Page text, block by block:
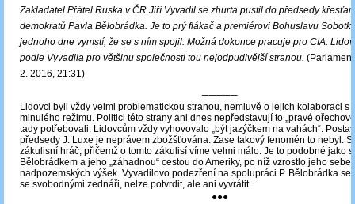
Zakladatel Přátel Ruska v ČR Jiří Vyvadil se zhurta pustil do předsedy
demokratů Pavla Bělobrádka. Je to prý flákač a premiérovi Bohuslavu
jednoho dne vymstí, že se s ním spojil. Možná dokonce pracuje pro CIA.
podle Vyvadila pro většinu společnosti tou nejodpudivější stranou.
2. 2016, 21:31)
─────
Lidovci byli vždy velmi problematickou stranou, nemluvě o jejich kolaboraci s
minulého režimu. Politici této strany ani dnes nepředstavují to „pravé
tady potřebovali. Lidovcům vždy vyhovovalo „být jazýčkem na vahách“.
předsedy J. Luxe je neprávem zbožšťována. Zase takový fenomén to nebyl.
zákulisní hráč, přičemž o tomto zákulisí víme velmi málo. Je to podobné jako
Bělobrádkem a jeho „záhadnou“ cestou do Ameriky, po níž vzrostlo jeho
nadpozemských výšek. Vyvadilovo podezření na spolupráci P. Bělobrádka se
se svobodnými zednáři, nelze potvrdit, ale ani vyvrátit.
●●●